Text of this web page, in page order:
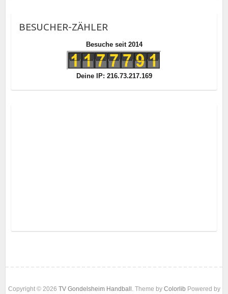
BESUCHER-ZÄHLER
Besuche seit 2014
Deine IP: 216.73.217.169
Copyright © 2026 TV Gondelsheim Handball . Theme by Colorlib Powered by